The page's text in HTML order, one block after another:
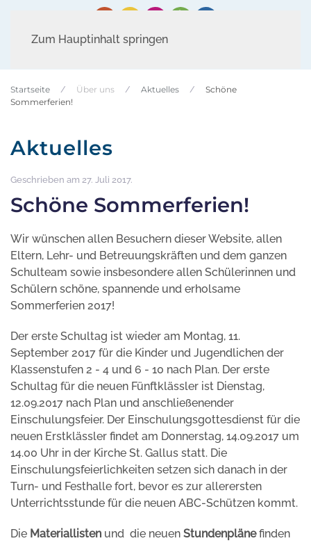
Zum Hauptinhalt springen
Startseite Über uns Aktuelles
Schöne
Sommerferien!
Aktuelles
Geschrieben am 27. Juli 2017.
Schöne Sommerferien!
Wir wünschen allen Besuchern dieser Website, allen
Eltern, Lehr- und Betreuungskräften und dem ganzen
Schulteam sowie insbesondere allen Schülerinnen und
Schülern schöne, spannende und erholsame
Sommerferien 2017!
Der erste Schultag ist wieder am Montag, 11.
September 2017 für die Kinder und Jugendlichen der
Klassenstufen 2 - 4 und 6 - 10 nach Plan. Der erste
Schultag für die neuen Fünftklässler ist Dienstag,
12.09.2017 nach Plan und anschließenender
Einschulungsfeier. Der Einschulungsgottesdienst für die
neuen Erstklässler findet am Donnerstag, 14.09.2017 um
14.00 Uhr in der Kirche St. Gallus statt. Die
Einschulungsfeierlichkeiten setzen sich danach in der
Turn- und Festhalle fort, bevor es zur allerersten
Unterrichtsstunde für die neuen ABC-Schützen kommt.
Die Materiallisten und die neuen Stundenplänefinden